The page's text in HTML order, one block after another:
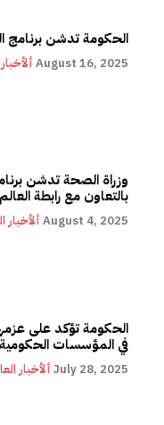
الحكومة تدشن برنامج
August 16, 2025
وزراة الصحة تدشن
بالتعاون مع رابطة
ألأخبار August 4, 2025
الحكومة تؤكد على
في المؤسسات الحكومية
ألأخبار July 28, 2025